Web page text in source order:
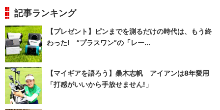
記事ランキング
【プレゼント】ピンまでを測るだけの時代は、もう終
わった! “プラスワン”の「レー...
【マイギアを語ろう】桑木志帆 アイアンは8年愛用
「打感がいいから手放せません!」